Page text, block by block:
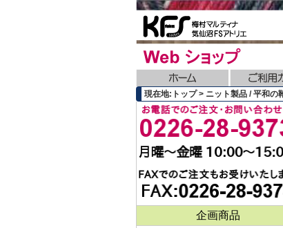
現在地:トップ > ニット製品 / 平和
企画商品